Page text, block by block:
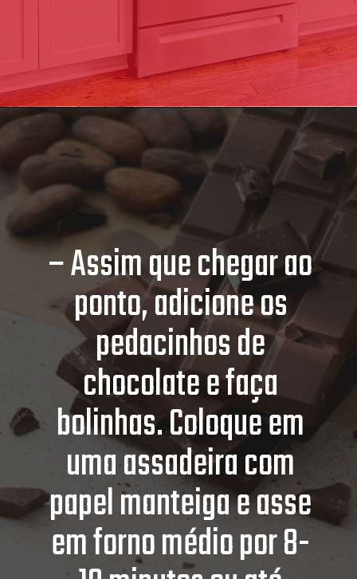
– Assim que chegar ao
ponto, adicione os
pedacinhos de
chocolate e faça
bolinhas. Coloque em
uma assadeira com
papel manteiga e asse
em forno médio por 8-